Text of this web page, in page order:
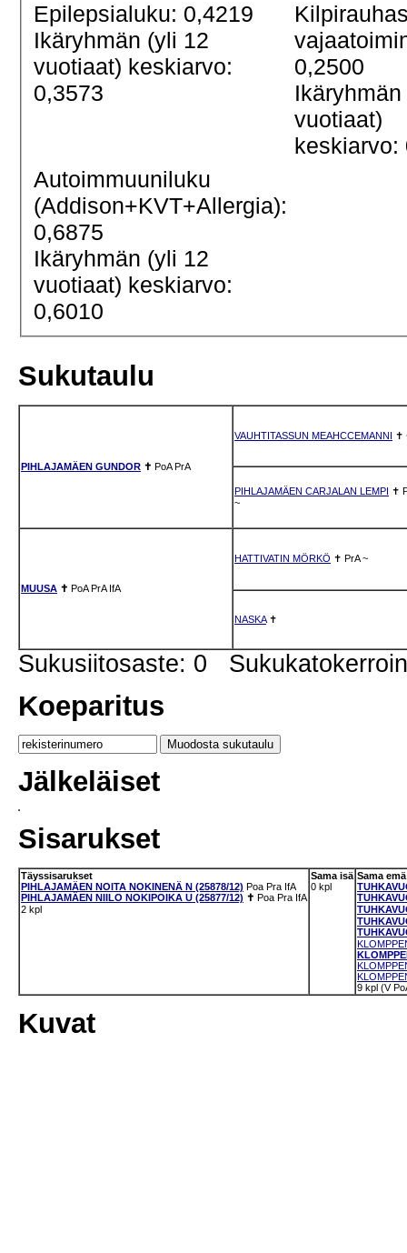
Epilepsialuku: 0,4219
Ikäryhmän (yli 12
vuotiaat) keskiarvo:
0,3573
0,2500
vuotiaat)
keskiarvo:
Autoimmuuniluku
(Addison+KVT+Allergia):
0,6875
Ikäryhmän (yli 12
vuotiaat) keskiarvo:
0,6010
Sukutaulu
PIHLAJAMÄEN GUNDOR ✝ PoA PrA
VAUHTITASSUN MEAHCCEMANNI ✝
PIHLAJAMÄEN CARJALAN LEMPI ✝
~
MUUSA ✝ PoA PrA IfA
HATTIVATIN MÖRKÖ ✝ PrA ~
NASKA✝
Sukusiitosaste: 0
Koeparitus
Jälkeläiset
Sisarukset
Täyssisarukset
PIHLAJAMÄEN NOITA NOKINENÄ N (25878/12) Poa Pra IfA
PIHLAJAMÄEN NIILO NOKIPOIKA U (25877/12) ✝ Poa Pra IfA
2 kpl
Sama isä
0 kpl
Sama emä
9 kpl (V
Kuvat